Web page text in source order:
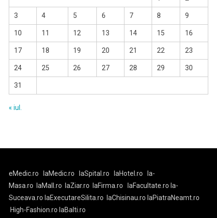
3 4 5 6 7 8 9
10 11 12 13 14 15 16
17 18 19 20 21 22 23
24 25 26 27 28 29 30
31
« iul.
eMedic.ro laMedic.ro laSpital.ro laHotel.ro
la-
Masa.ro
laMall.ro laZiar.ro laFirma.ro laFacultate.ro la-
Suceava.ro laExecutareSilita.ro laChisinau.ro laPiatraNeamt.ro
High-Fashion.ro laBalti.ro